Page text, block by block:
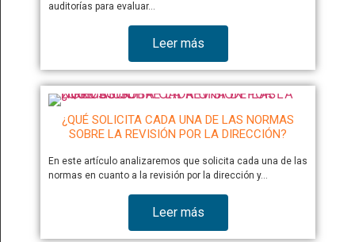
auditorías para evaluar…
Leer más
¿QUÉ SOLICITA CADA UNA DE LAS NORMAS
SOBRE LA REVISIÓN POR LA DIRECCIÓN?
En este artículo analizaremos que solicita cada una de las
normas en cuanto a la revisión por la dirección y…
Leer más